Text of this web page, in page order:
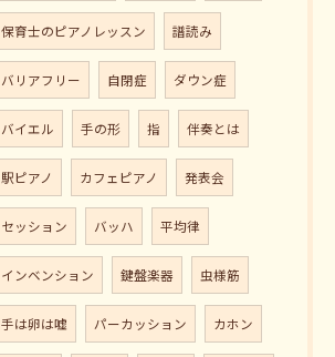
保育士のピアノレッスン 譜読み
バリアフリー 自閉症 ダウン症
バイエル 手の形 指 伴奏とは
駅ピアノ カフェピアノ 発表会
セッション バッハ 平均律
インベンション 鍵盤楽器 虫様筋
手は卵は嘘 パーカッション カホン